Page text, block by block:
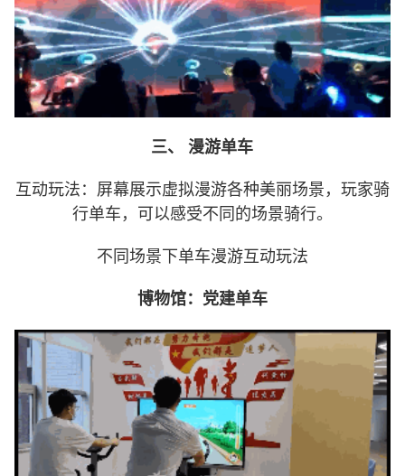
三、 漫游单车
互动玩法：屏幕展示虚拟漫游各种美丽场景，玩家骑
行单车，可以感受不同的场景骑行。
不同场景下单车漫游互动玩法
博物馆：党建单车